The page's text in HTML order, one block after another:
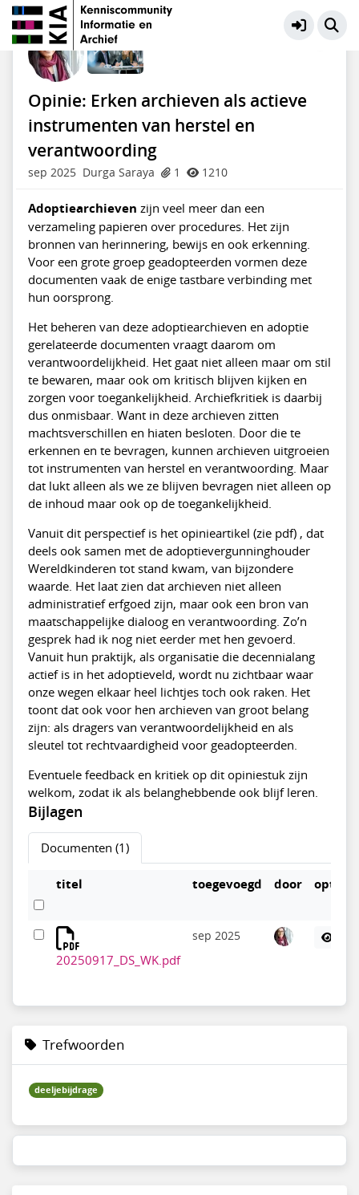
KIA Community Meer
Opinie: Erken archieven als actieve
instrumenten van herstel en
verantwoording
sep 2025 Durga Saraya 1 1210
Adoptiearchieven zijn veel meer dan een
verzameling papieren over procedures. Het zijn
bronnen van herinnering, bewijs en ook erkenning.
Voor een grote groep geadopteerden vormen deze
documenten vaak de enige tastbare verbinding met
hun oorsprong.
Het beheren van deze adoptiearchieven en adoptie
gerelateerde documenten vraagt daarom om
verantwoordelijkheid. Het gaat niet alleen maar om stil
te bewaren, maar ook om kritisch blijven kijken en
zorgen voor toegankelijkheid. Archiefkritiek is daarbij
dus onmisbaar. Want in deze archieven zitten
machtsverschillen en hiaten besloten. Door die te
erkennen en te bevragen, kunnen archieven uitgroeien
tot instrumenten van herstel en verantwoording. Maar
dat lukt alleen als we ze blijven bevragen niet alleen op
de inhoud maar ook op de toegankelijkheid.
Vanuit dit perspectief is het opinieartikel (zie pdf) , dat
deels ook samen met de adoptievergunninghouder
Wereldkinderen tot stand kwam, van bijzondere
waarde. Het laat zien dat archieven niet alleen
administratief erfgoed zijn, maar ook een bron van
maatschappelijke dialoog en verantwoording. Zo’n
gesprek had ik nog niet eerder met hen gevoerd.
Vanuit hun praktijk, als organisatie die decennialang
actief is in het adoptieveld, wordt nu zichtbaar waar
onze wegen elkaar heel lichtjes toch ook raken. Het
toont dat ook voor hen archieven van groot belang
zijn: als dragers van verantwoordelijkheid en als
sleutel tot rechtvaardigheid voor geadopteerden.
Eventuele feedback en kritiek op dit opiniestuk zijn
welkom, zodat ik als belanghebbende ook blijf leren.
Bijlagen
Documenten (1)
titel toegevoegd door opties
20250917_DS_WK.pdf
sep 2025
Trefwoorden
deeljebijdrage